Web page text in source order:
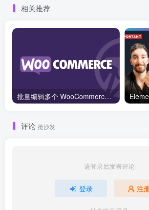
相关推荐
批量编辑多个 WooCommerce 产品变体价格的 2 个方法？
评论 抢沙发
请登录后发表评论
登录 注